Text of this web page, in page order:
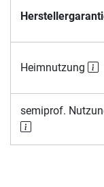
Heimnutzung
semiprof.